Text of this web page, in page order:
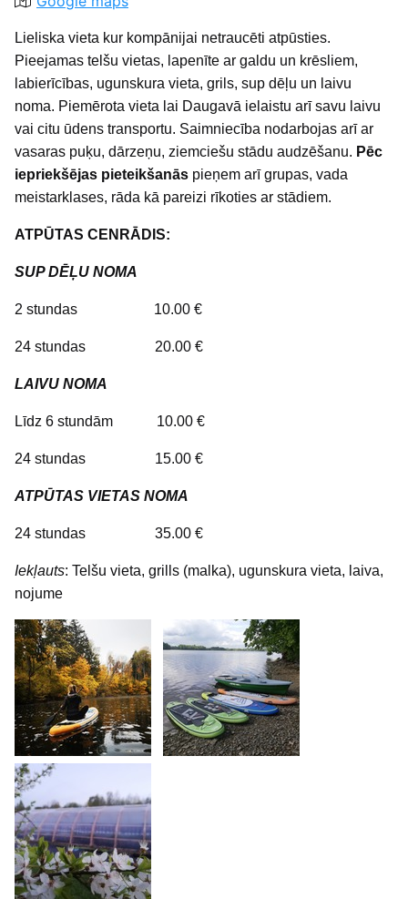
Lieliska vieta kur kompānijai netraucēti atpūsties.
Pieejamas telšu vietas, lapenīte ar galdu un krēsliem,
labierīcības, ugunskura vieta, grils, sup dēļu un laivu
noma. Piemērota vieta lai Daugavā ielaistu arī savu laivu
vai citu ūdens transportu. Saimniecība nodarbojas arī ar
vasaras puķu, dārzeņu, ziemciešu stādu audzēšanu. Pēc
iepriekšējas pieteikšanās pieņem arī grupas, vada
meistarklases, rāda kā pareizi rīkoties ar stādiem.
ATPŪTAS CENRĀDIS:
SUP DĒĻU NOMA
2 stundas 10.00 €
24 stundas 20.00 €
LAIVU NOMA
Līdz 6 stundām 10.00 €
24 stundas 15.00 €
ATPŪTAS VIETAS NOMA
24 stundas 35.00 €
Iekļauts: Telšu vieta, grills (malka), ugunskura vieta, laiva,
nojume